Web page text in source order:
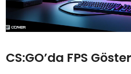
CS:GO’da FPS